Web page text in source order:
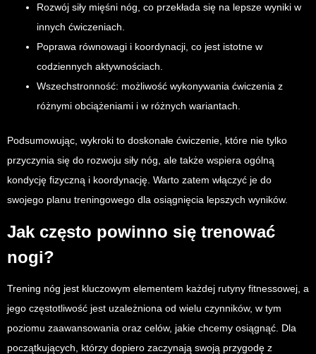
Rozwój siły mięśni nóg, co przekłada się na lepsze wyniki w
innych ćwiczeniach.
Poprawa równowagi i koordynacji, co jest istotne w
codziennych aktywnościach.
Wszechstronność: możliwość wykonywania ćwiczenia z
różnymi obciążeniami i w różnych wariantach.
Podsumowując, wykroki to doskonałe ćwiczenie, które nie tylko
przyczynia się do rozwoju siły nóg, ale także wspiera ogólną
kondycję fizyczną i koordynację. Warto zatem włączyć je do
swojego planu treningowego dla osiągnięcia lepszych wyników.
Jak często powinno się trenować
nogi?
Trening nóg jest kluczowym elementem każdej rutyny fitnessowej, a
jego częstotliwość jest uzależniona od wielu czynników, w tym
poziomu zaawansowania oraz celów, jakie chcemy osiągnąć. Dla
początkujących, którzy dopiero zaczynają swoją przygodę z